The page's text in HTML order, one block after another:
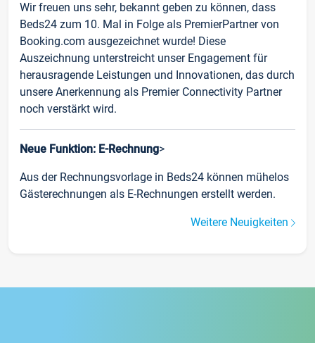
Wir freuen uns sehr, bekannt geben zu können, dass
Beds24 zum 10. Mal in Folge als PremierPartner von
Booking.com ausgezeichnet wurde! Diese
Auszeichnung unterstreicht unser Engagement für
herausragende Leistungen und Innovationen, das durch
unsere Anerkennung als Premier Connectivity Partner
noch verstärkt wird.
Neue Funktion: E-Rechnung>
Aus der Rechnungsvorlage in Beds24 können mühelos
Gästerechnungen als E-Rechnungen erstellt werden.
Weitere Neuigkeiten